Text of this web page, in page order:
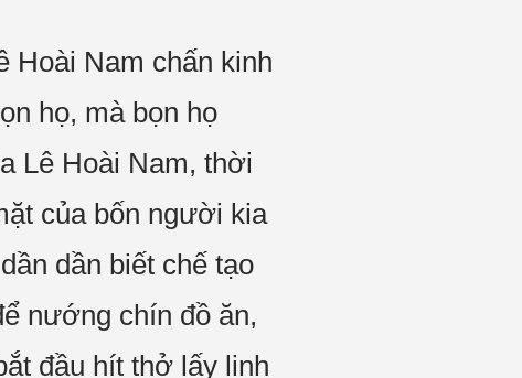
Hoài Nam chấn kinh
họ, mà bọn họ
Lê Hoài Nam, thời
của bốn người kia
dần biết chế tạo
nướng chín đồ ăn,
đầu hít thở lấy linh